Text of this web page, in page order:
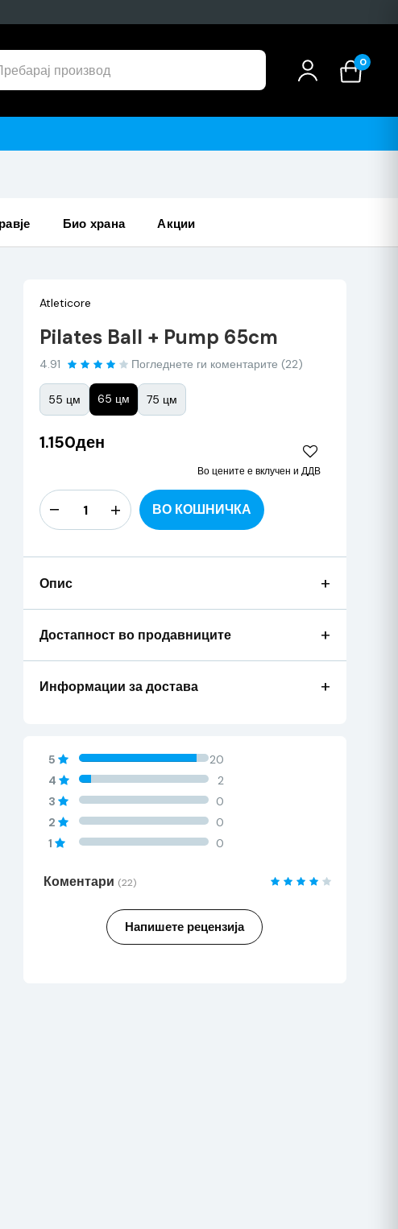
0
био храна акции
Atleticore
Pilates Ball + Pump 65cm
4.91 Погледнете ги коментарите (22)
55 цм 65 цм 75 цм
1.150ден
Во цените е вклучен и ДДВ
ВО КОШНИЧКА
Опис +
Достапност во продавниците +
Информации за достава +
5 60%
Complete
20
4
60%
Complete
2
3
60%
Complete
0
2
60%
Complete
0
1
60%
Complete 0
Коментари (22)
Напишете рецензија